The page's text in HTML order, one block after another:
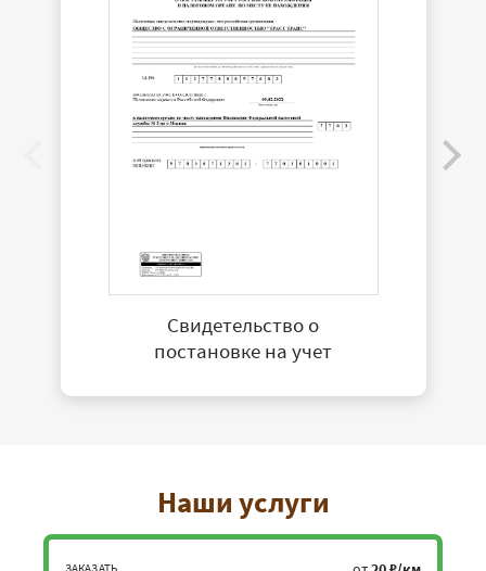
Свидетельство о
постановке на учет
Наши услуги
ЗАКАЗАТЬ